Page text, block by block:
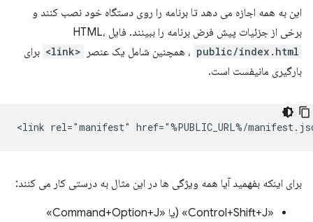
این به همه اجازه می دهد تا برنامه را روی دستگاه خود نصب کنند و
برخی از جزئیات پیش فرض برنامه را ببینند. فایل HTML،
public/index.html ، همچنین شامل یک عنصر <link>
برای
بارگیری مانیفست است.
برای اینکه بفهمید آیا همه ویژگی ها در این مثال به درستی کار می کنند:
«Control+Shift+J» (یا «Command+Option+J»